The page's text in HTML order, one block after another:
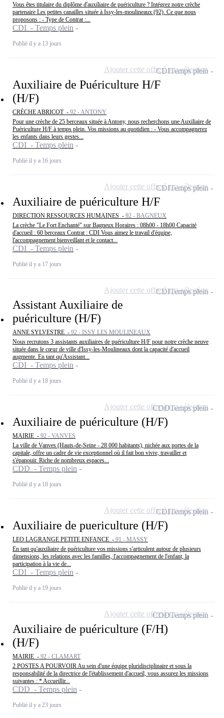
Vous êtes titulaire du diplôme d'auxiliaire de puériculture ? Intégrez notre crèche
partenaire Les petites canailles située à Issy-les-moulineaux (92). Ce que nous
proposons : - Type de Contrat :...
CDI - Temps plein
Publié il y a 13 jours
Auxiliaire de Puériculture H/F
(H/F)
CRÈCHE ABRICOT - 92 - ANTONY
Pour une crèche de 25 berceaux située à Antony, nous recherchons une Auxiliaire de
Puériculture H/F à temps plein. Vos missions au quotidien : - Vous accompagnerez
les enfants dans leurs gestes...
CDI - Temps plein
Publié il y a 16 jours
CDITemps plein
Ajouter cette offre à ma sélection
Auxiliaire de puériculture H/F
DIRECTION RESSOURCES HUMAINES - 92 - BAGNEUX
La crèche "Le Fort Enchanté" sur Bagneux Horaires : 08h00 - 18h00 Capacité
d'accueil : 60 berceaux Contrat : CDI Vous aimez le travail d'équipe,
l'accompagnement bienveillant et le contact...
CDI - Temps plein
Publié il y a 17 jours
CDITemps plein
Ajouter cette offre à ma sélection
Assistant Auxiliaire de
puériculture (H/F)
ANNE SYLVESTRE - 92 - ISSY LES MOULINEAUX
Nous recrutons 3 assistants auxiliaires de puériculture H/F pour notre crèche neuve
située dans le cœur de ville d'Issy-les-Moulineaux dont la capacité d'accueil
augmente. En tant qu'Assistant...
CDI - Temps plein
Publié il y a 18 jours
CDITemps plein
Ajouter cette offre à ma sélection
Auxiliaire de puériculture (H/F)
MAIRIE - 92 - VANVES
La ville de Vanves (Hauts-de-Seine - 28 000 habitants), nichée aux portes de la
capitale, offre un cadre de vie exceptionnel où il fait bon vivre, travailler et
s'épanouir. Riche de nombreux espaces...
CDD - Temps plein
Publié il y a 18 jours
CDDTemps plein
Ajouter cette offre à ma sélection
Auxiliaire de puericulture (H/F)
LEO LAGRANGE PETITE ENFANCE - 91 - MASSY
En tant qu'auxiliaire de puériculture vos missions s'articulent autour de plusieurs
dimensions, les relations avec les familles, l'accompagnement de l'enfant, la
participation à la vie de...
CDI - Temps plein
Publié il y a 19 jours
CDITemps plein
Ajouter cette offre à ma sélection
Auxiliaire de puériculture (F/H)
(H/F)
MAIRIE - 92 - CLAMART
2 POSTES A POURVOIR Au sein d'une équipe pluridisciplinaire et sous la
responsabilité de la directrice de l'établissement d'accueil, vous assurez les missions
suivantes : * Accueillir...
CDD - Temps plein
Publié il y a 23 jours
CDDTemps plein
Ajouter cette offre à ma sélection